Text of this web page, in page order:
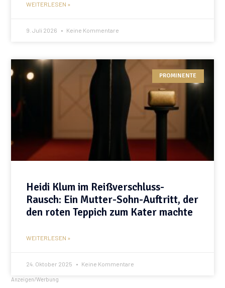
WEITERLESEN »
9. Juli 2026 Keine Kommentare
PROMINENTE
Heidi Klum im Reißverschluss-
Rausch: Ein Mutter-Sohn-Auftritt, der
den roten Teppich zum Kater machte
WEITERLESEN »
24. Oktober 2025 Keine Kommentare
Anzeigen/Werbung